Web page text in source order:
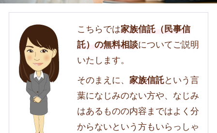
こちらでは家族信託（民事信
託）の無料相談についてご説明
いたします。
そのまえに、 家族信託という言
葉になじみのない方や、なじみ
はあるものの内容まではよく分
からないという方もいらっしゃ